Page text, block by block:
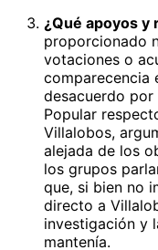
¿Qué apoyos y
proporcionado
votaciones o
comparecencia
desacuerdo
Popular
Villalobos,
alejada de los
los grupos
que, si bien no
directo a
investigación y
mantenía.